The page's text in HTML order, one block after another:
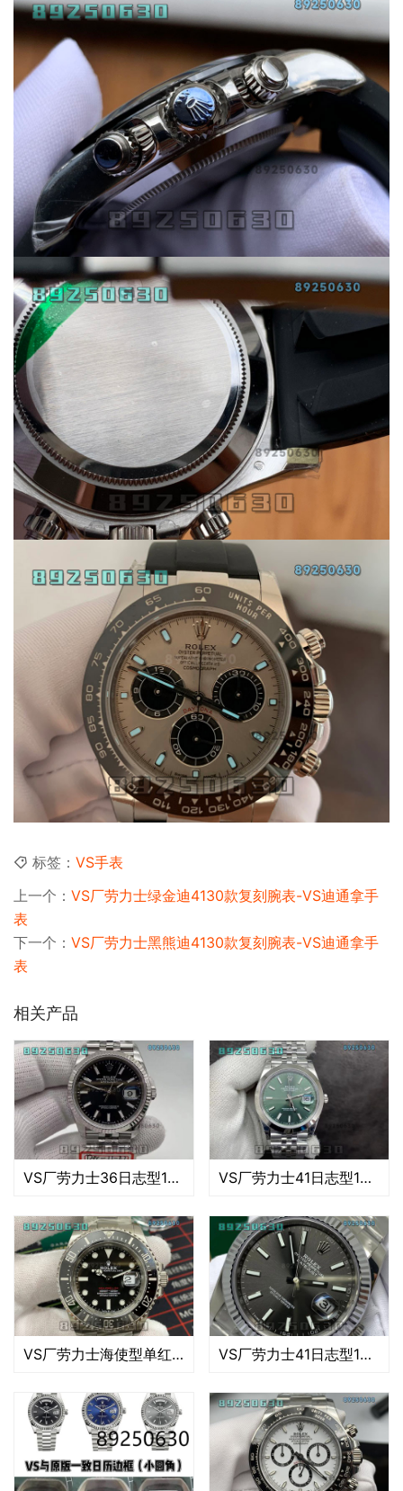
标签： VS手表
上一个： VS厂劳力士绿金迪4130款复刻腕表-VS迪通拿手
表
下一个： VS厂劳力士黑熊迪4130款复刻腕表-VS迪通拿手
表
相关产品
VS厂劳力士36日志型126234-0015复刻手表-VS复刻表 VS厂劳力士41日志型126300-0020复刻手表-VS复刻表
VS厂劳力士海使型单红鬼王复刻腕表-VS手表 VS厂劳力士41日志型126334-0004复刻手表-VS复刻表